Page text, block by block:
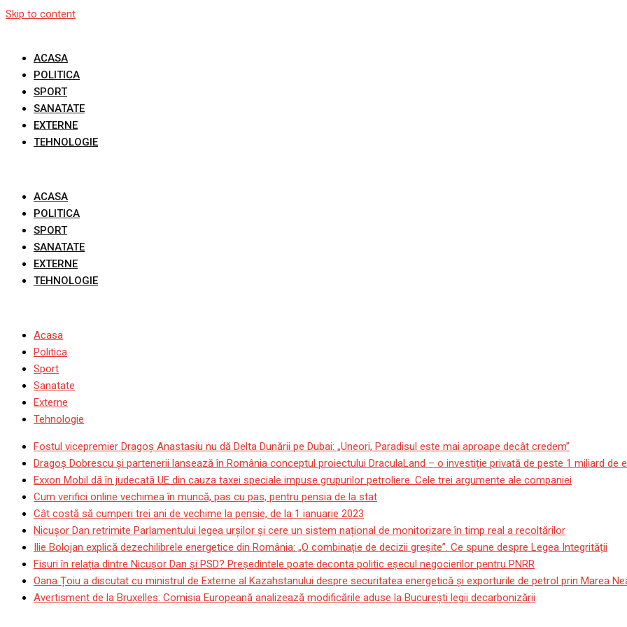
Skip to content
ACASA
POLITICA
SPORT
SANATATE
EXTERNE
TEHNOLOGIE
ACASA
POLITICA
SPORT
SANATATE
EXTERNE
TEHNOLOGIE
Acasa
Politica
Sport
Sanatate
Externe
Tehnologie
Fostul vicepremier Dragoș Anastasiu nu dă Delta Dunării pe Dubai: „Uneori, Paradisul este mai aproape decât credem”
Dragoş Dobrescu şi partenerii lansează în România conceptul proiectului DraculaLand – o investiție privată de peste 1 miliard de
Exxon Mobil dă în judecată UE din cauza taxei speciale impuse grupurilor petroliere. Cele trei argumente ale companiei
Cum verifici online vechimea în muncă, pas cu pas, pentru pensia de la stat
Cât costă să cumperi trei ani de vechime la pensie, de la 1 ianuarie 2023
Nicușor Dan retrimite Parlamentului legea urșilor și cere un sistem național de monitorizare în timp real a recoltărilor
Ilie Bolojan explică dezechilibrele energetice din România: „O combinație de decizii greșite”. Ce spune despre Legea Integrității
Fisuri în relația dintre Nicușor Dan și PSD? Președintele poate deconta politic eșecul negocierilor pentru PNRR
Oana Țoiu a discutat cu ministrul de Externe al Kazahstanului despre securitatea energetică și exporturile de petrol prin Marea
Avertisment de la Bruxelles: Comisia Europeană analizează modificările aduse la București legii decarbonizării